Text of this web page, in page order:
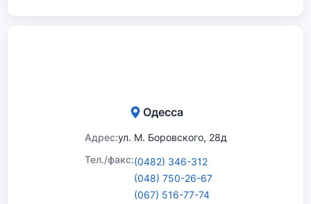
Одесса
Адрес:ул. М. Боровского, 28д
Тел./факс:(0482) 346-312
(048) 750-26-67
(067) 516-77-74